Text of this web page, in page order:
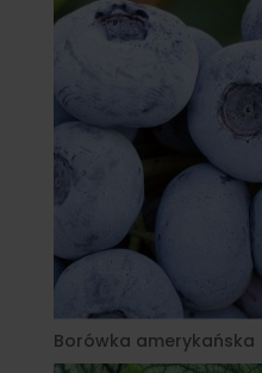
Borówka amerykańska